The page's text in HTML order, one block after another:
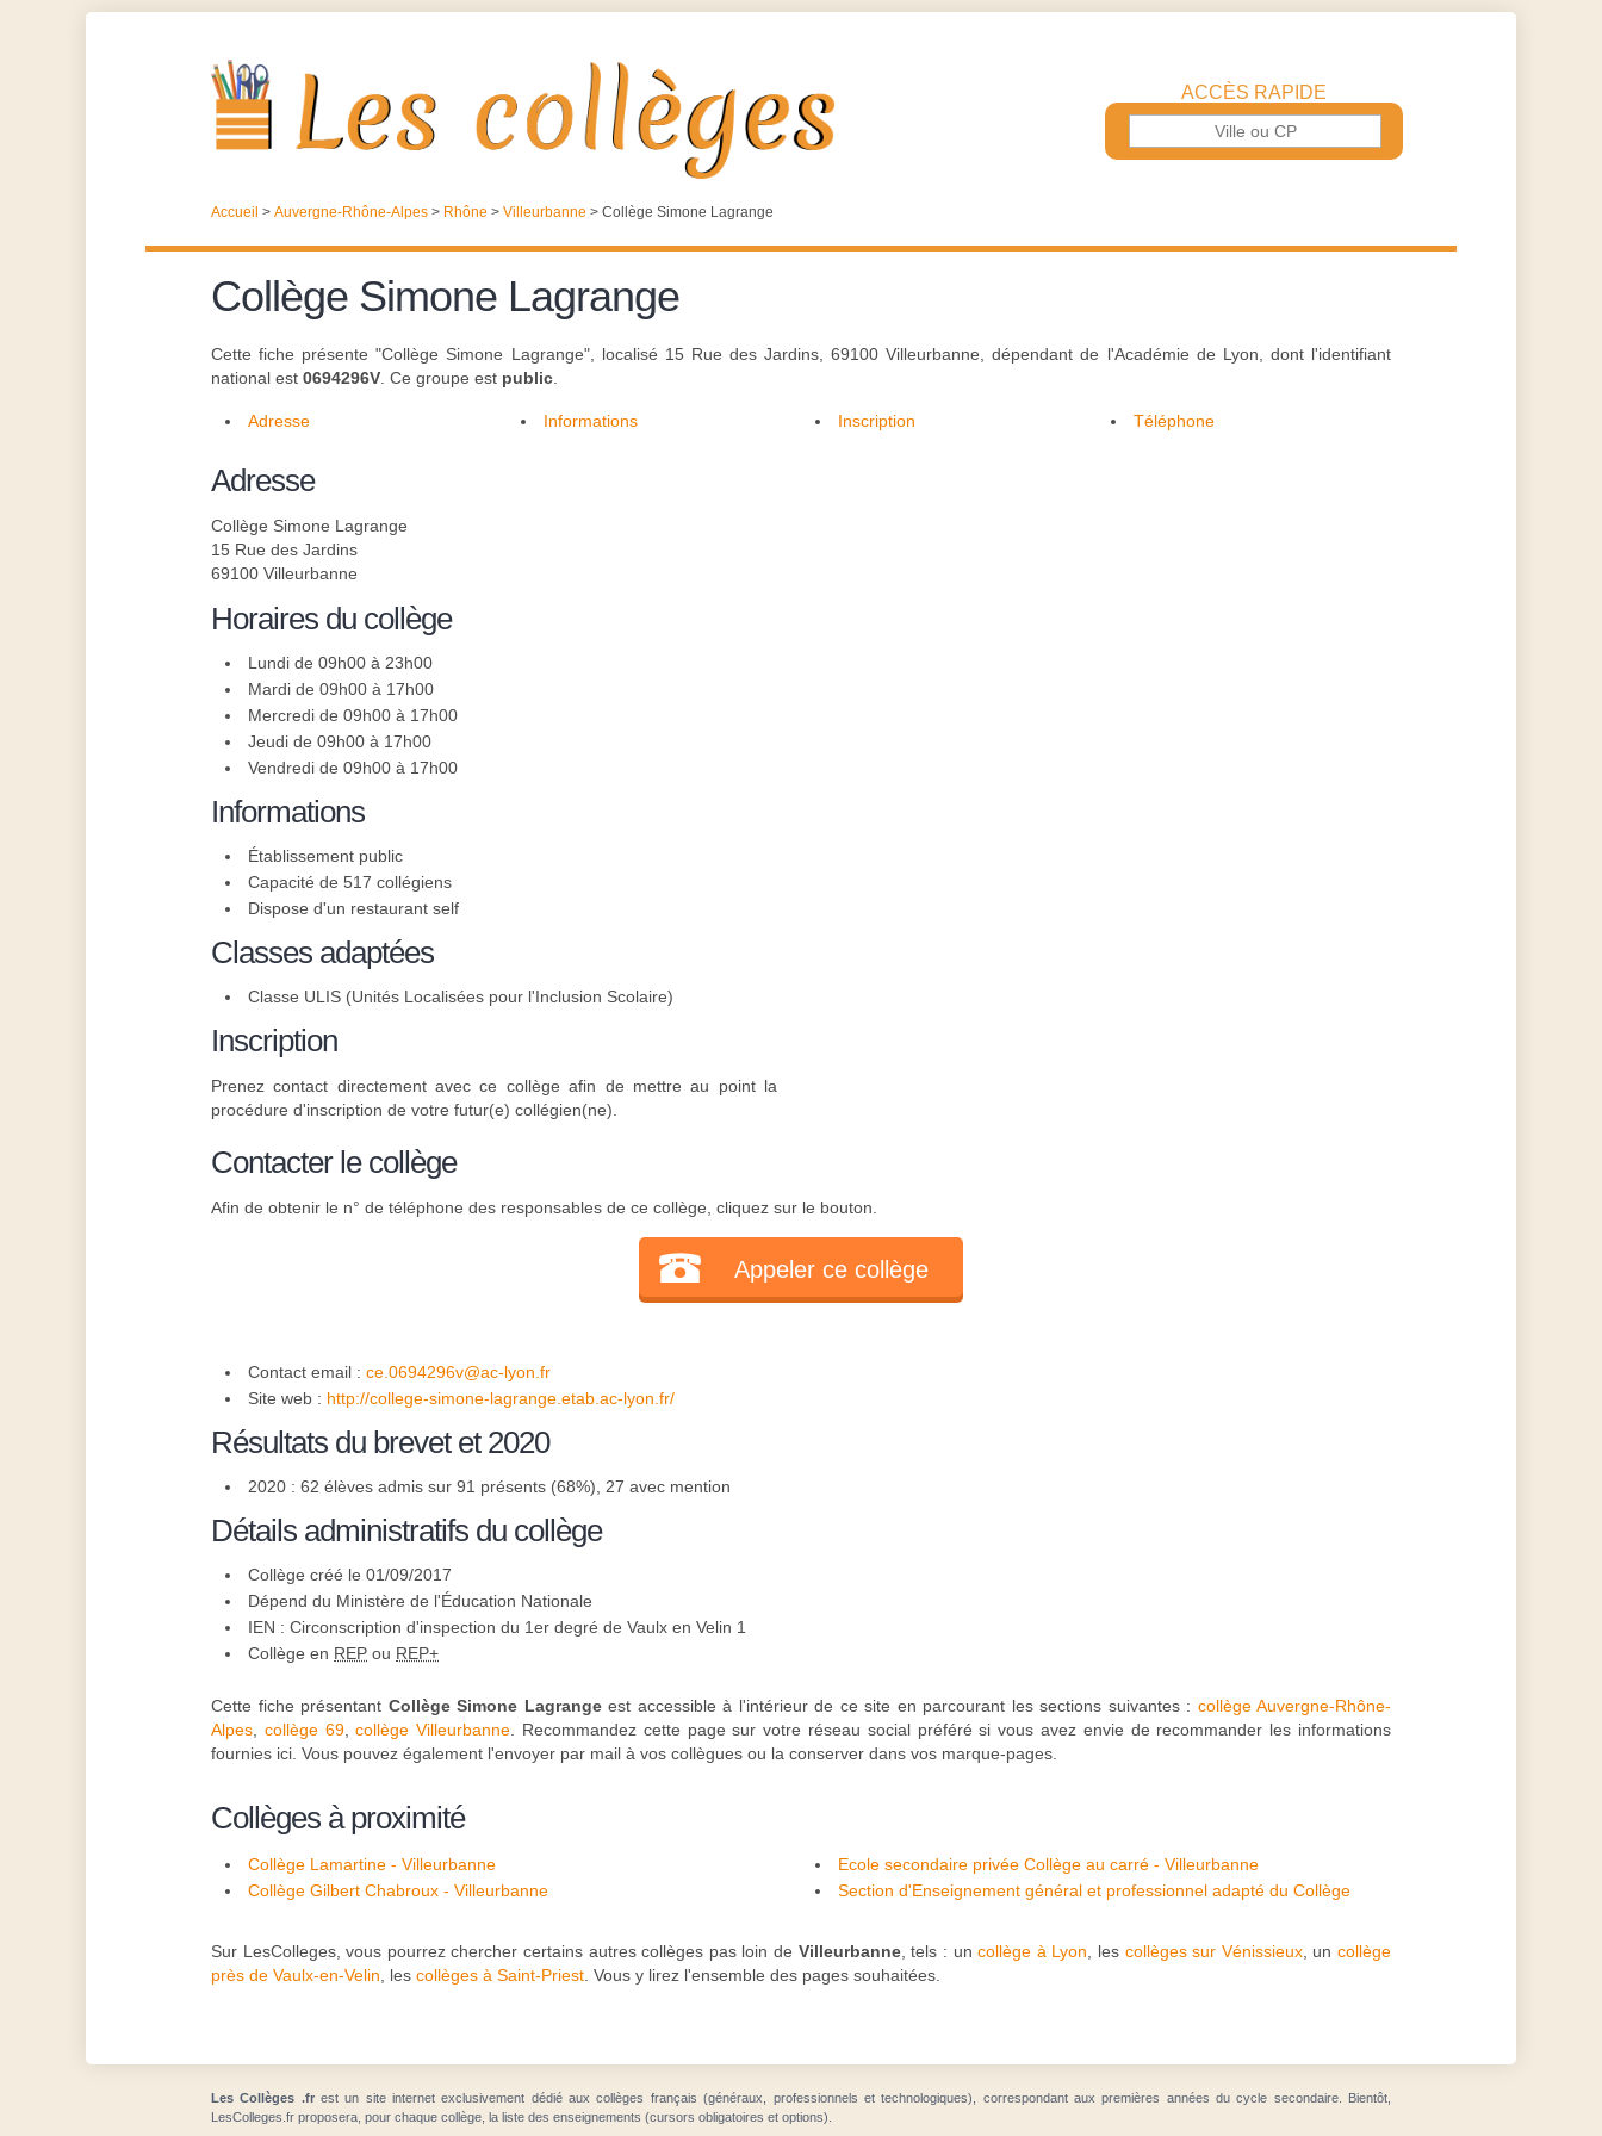
ACCÈS RAPIDE
Accueil > Auvergne-Rhône-Alpes > Rhône > Villeurbanne > Collège Simone Lagrange
Collège Simone Lagrange
Cette fiche présente "Collège Simone Lagrange", localisé 15 Rue des Jardins, 69100 Villeurbanne, dépendant de l'Académie de Lyon, dont l'identifiant
national est 0694296V . Ce groupe est public
Adresse Informations Inscription Téléphone
Adresse
Collège Simone Lagrange
15 Rue des Jardins
69100 Villeurbanne
Horaires du collège
Lundi de 09h00 à 23h00
Mardi de 09h00 à 17h00
Mercredi de 09h00 à 17h00
Jeudi de 09h00 à 17h00
Vendredi de 09h00 à 17h00
Informations
Établissement public
Capacité de 517 collégiens
Dispose d'un restaurant self
Classes adaptées
Classe ULIS (Unités Localisées pour l'Inclusion Scolaire)
Inscription
Prenez contact directement avec ce collège afin de mettre au point la
procédure d'inscription de votre futur(e) collégien(ne).
Contacter le collège
Afin de obtenir le n° de téléphone des responsables de ce collège, cliquez sur le bouton.
Appeler ce collège
Contact email : ce.0694296v@ac-lyon.fr
Site web : http://college-simone-lagrange.etab.ac-lyon.fr/
Résultats du brevet et 2020
2020 : 62 élèves admis sur 91 présents (68%), 27 avec mention
Détails administratifs du collège
Collège créé le 01/09/2017
Dépend du Ministère de l'Éducation Nationale
IEN : Circonscription d'inspection du 1er degré de Vaulx en Velin 1
Collège en REP ou REP+
Cette fiche présentant Collège Simone Lagrangeest accessible à l'intérieur de ce site en parcourant les sections suivantes : collège Auvergne-Rhône-
Alpes
collège 69,collège Villeurbanne . Recommandez cette page sur votre réseau social préféré si vous avez envie de recommander les informations
fournies ici. Vous pouvez également l'envoyer par mail à vos collègues ou la conserver dans vos marque-pages.
Collèges à proximité
Collège Lamartine - Villeurbanne
Ecole secondaire privée Collège au carré - Villeurbanne
Collège Gilbert Chabroux - Villeurbanne
Section d'Enseignement général et professionnel adapté du Collège
Sur LesColleges, vous pourrez chercher certains autres collèges pas loin de Villeurbanne, tels : uncollège à Lyon , les collèges sur Vénissieux, uncollège
près de Vaulx-en-Velin , les collèges à Saint-Priest . Vous y lirez l'ensemble des pages souhaitées.
Les Collèges .frest un site internet exclusivement dédié aux collèges français (généraux, professionnels et technologiques), correspondant aux premières années du cycle secondaire. Bientôt,
LesColleges.fr proposera, pour chaque collège, la liste des enseignements (cursors obligatoires et options).